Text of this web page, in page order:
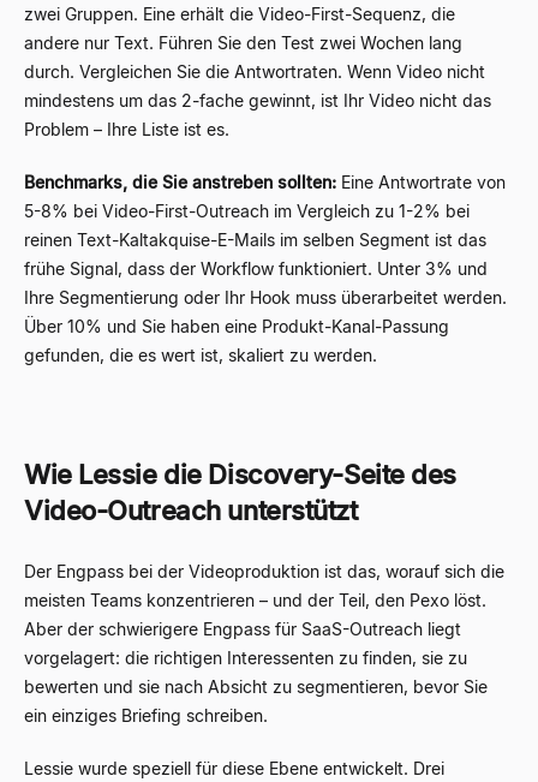
zwei Gruppen. Eine erhält die Video-First-Sequenz, die
andere nur Text. Führen Sie den Test zwei Wochen lang
durch. Vergleichen Sie die Antwortraten. Wenn Video nicht
mindestens um das 2-fache gewinnt, ist Ihr Video nicht das
Problem – Ihre Liste ist es.
Benchmarks, die Sie anstreben sollten: Eine Antwortrate von
5-8% bei Video-First-Outreach im Vergleich zu 1-2% bei
reinen Text-Kaltakquise-E-Mails im selben Segment ist das
frühe Signal, dass der Workflow funktioniert. Unter 3% und
Ihre Segmentierung oder Ihr Hook muss überarbeitet werden.
Über 10% und Sie haben eine Produkt-Kanal-Passung
gefunden, die es wert ist, skaliert zu werden.
Wie Lessie die Discovery-Seite des
Video-Outreach unterstützt
Der Engpass bei der Videoproduktion ist das, worauf sich die
meisten Teams konzentrieren – und der Teil, den Pexo löst.
Aber der schwierigere Engpass für SaaS-Outreach liegt
vorgelagert: die richtigen Interessenten zu finden, sie zu
bewerten und sie nach Absicht zu segmentieren, bevor Sie
ein einziges Briefing schreiben.
Lessie wurde speziell für diese Ebene entwickelt. Drei